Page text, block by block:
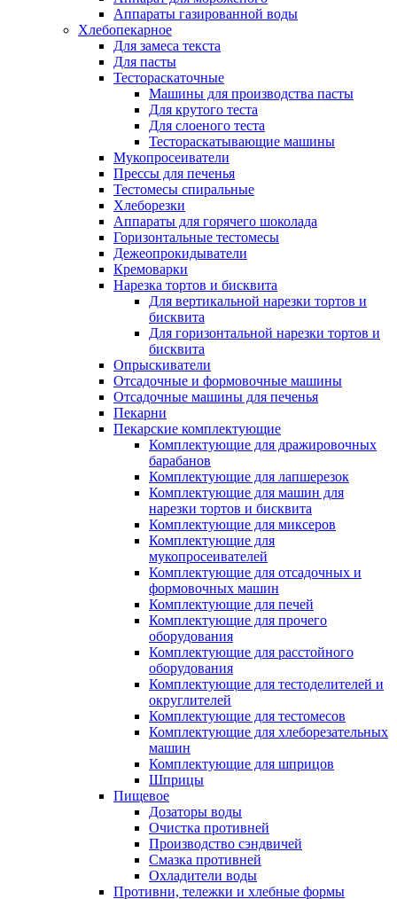
Аппараты газированной воды
Хлебопекарное
Для замеса текста
Для пасты
Тестораскаточные
Машины для производства пасты
Для крутого теста
Для слоеного теста
Тестораскатывающие машины
Мукопросеиватели
Прессы для печенья
Тестомесы спиральные
Хлеборезки
Аппараты для горячего шоколада
Горизонтальные тестомесы
Дежеопрокидыватели
Кремоварки
Нарезка тортов и бисквита
Для вертикальной нарезки тортов и
бисквита
Для горизонтальной нарезки тортов и
бисквита
Опрыскиватели
Отсадочные и формовочные машины
Отсадочные машины для печенья
Пекарни
Пекарские комплектующие
Комплектующие для дражировочных
барабанов
Комплектующие для лапшерезок
Комплектующие для машин для
нарезки тортов и бисквита
Комплектующие для миксеров
Комплектующие для
мукопросеивателей
Комплектующие для отсадочных и
формовочных машин
Комплектующие для печей
Комплектующие для прочего
оборудования
Комплектующие для расстойного
оборудования
Комплектующие для тестоделителей и
округлителей
Комплектующие для тестомесов
Комплектующие для хлеборезательных
машин
Комплектующие для шприцов
Шприцы
Пищевое
Дозаторы воды
Очистка противней
Производство сэндвичей
Смазка противней
Охладители воды
Противни, тележки и хлебные формы